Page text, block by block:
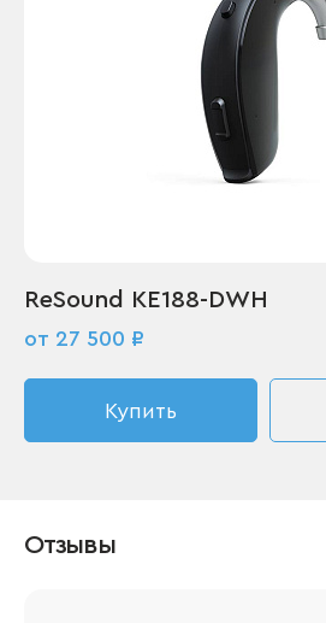
ReSound KE188-DWH
от 27 500 ₽
Купить
Отзывы